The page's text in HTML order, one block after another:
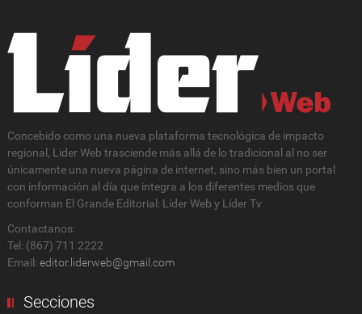
Concebido como una nueva plataforma tecnológica de impacto
regional, Lider Web trasciende más allá de lo tradicional al no ser
únicamente una nueva página de internet, sino más bien un portal
con información al día que integra a los diferentes medios que
conforman El Grande Editorial: Líder Web y Líder Tv
Contactanos:
Tel: (867) 711 2222
Email: editor.liderweb@gmail.com
Secciones